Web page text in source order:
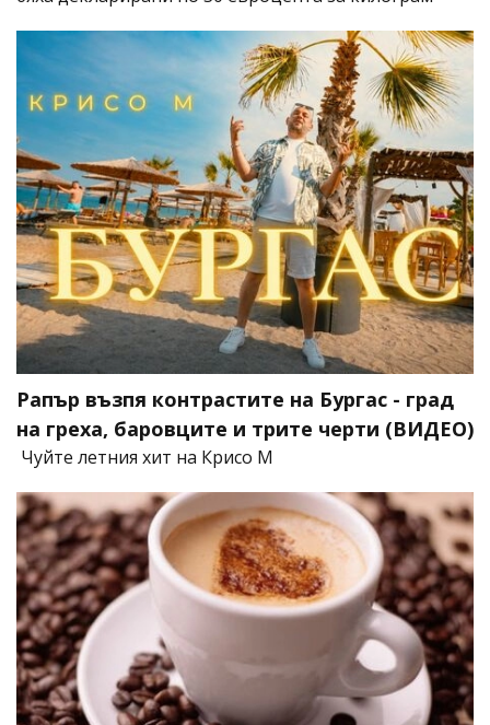
Рапър възпя контрастите на Бургас - град
на греха, баровците и трите черти (ВИДЕО)
Чуйте летния хит на Крисо М